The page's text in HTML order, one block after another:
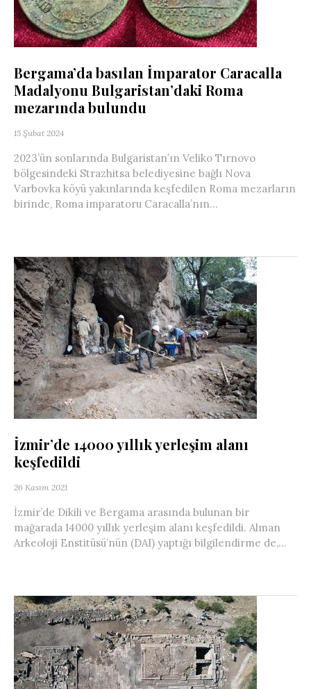
Bergama’da basılan İmparator Caracalla
Madalyonu Bulgaristan’daki Roma
mezarında bulundu
15 Şubat 2024
2023’ün sonlarında Bulgaristan’ın Veliko Tırnovo
bölgesindeki Strazhitsa belediyesine bağlı Nova
Varbovka köyü yakınlarında keşfedilen Roma mezarların
birinde, Roma imparatoru Caracalla’nın...
İzmir’de 14000 yıllık yerleşim alanı
keşfedildi
26 Kasım 2021
İzmir’de Dikili ve Bergama arasında bulunan bir
mağarada 14000 yıllık yerleşim alanı keşfedildi. Alman
Arkeoloji Enstitüsü’nün (DAI) yaptığı bilgilendirme de,...